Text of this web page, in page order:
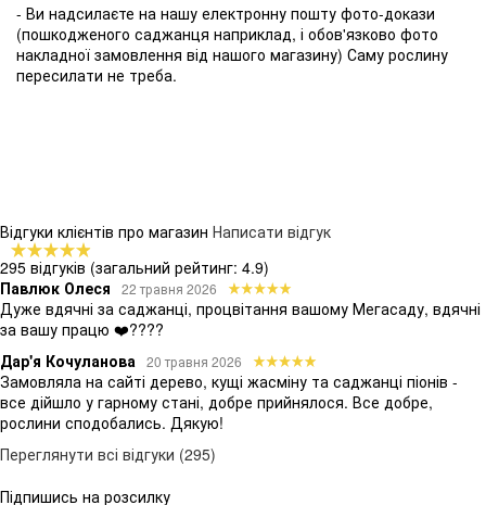
- Ви надсилаєте на нашу електронну пошту фото-докази
(пошкодженого саджанця наприклад, і обов'язково фото
накладної замовлення від нашого магазину) Саму рослину
пересилати не треба.
Відгуки клієнтів про магазин Написати відгук
295 відгуків (загальний рейтинг: 4.9)
Павлюк Олеся
22 травня 2026
Дуже вдячні за саджанці, процвітання вашому Мегасаду, вдячні
за вашу працю ❤️????
Дар'я Кочуланова
20 травня 2026
Замовляла на сайті дерево, кущі жасміну та саджанці піонів -
все дійшло у гарному стані, добре прийнялося. Все добре,
рослини сподобались. Дякую!
Переглянути всі відгуки (295)
Підпишись на розсилку